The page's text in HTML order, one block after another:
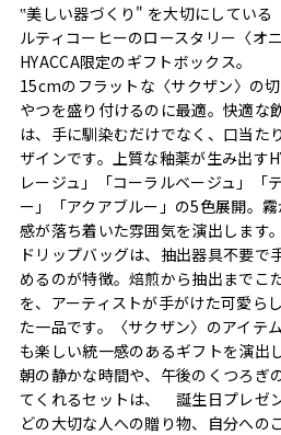
‟美しい器づくり" を大切にしている
ルティコーヒーのロースタリー〈オ
HYACCA限定のギフトボックス。
15cmのフラットな〈サクザン〉の
やつを盛り付けるのに最適。快適な
は、手に馴染むだけでなく、口当た
ザインです。上質な釉薬が生み出す
レージュ」「コーラルベージュ」「
ー」「アクアブルー」の5色展開。
感が落ち着いた雰囲気を演出します
ドリップバッグは、抽出器具不要で
めるのが特徴。焙煎から抽出までこ
を、アーティストが手がけた可愛ら
た一品です。〈サクザン〉のアイテ
も楽しい統一感のあるギフトを演出
朝の静かな時間や、午後のくつろぎ
てくれるセットは、 誕生日プレゼ
どの大切な人への贈り物、自分への